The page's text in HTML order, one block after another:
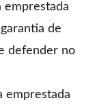
emprestada
de
defender no
emprestada